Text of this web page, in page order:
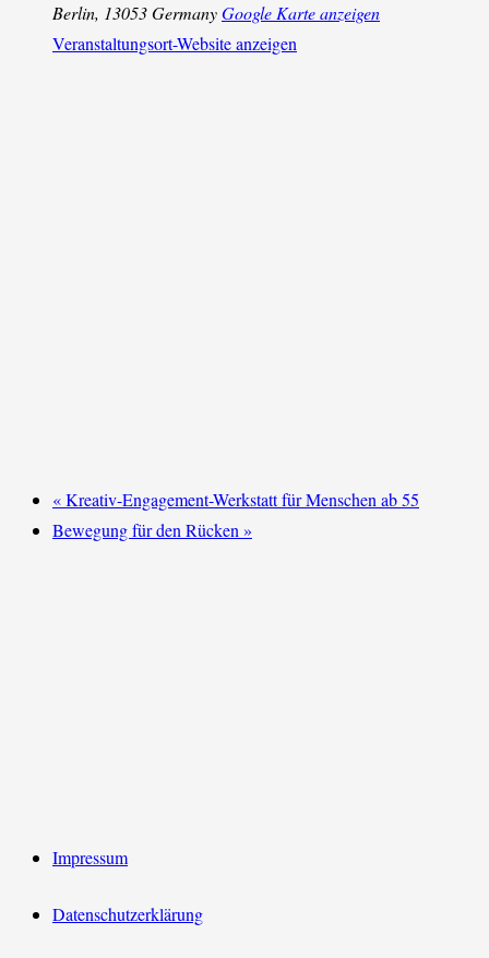
Berlin, 13053GermanyGoogle Karte anzeigen
Veranstaltungsort-Website anzeigen
«Kreativ-Engagement-Werkstatt für Menschen ab 55
Bewegung für den Rücken»
Impressum
Datenschutzerklärung